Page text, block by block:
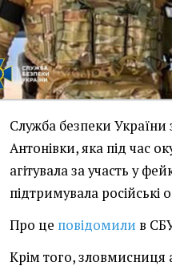
Служба безпеки
Антонівки, яка під час
агітувала за участь у
підтримувала російські
Про це повідомили в
Крім того, зловмисниця